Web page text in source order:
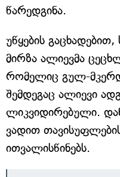
წარედგინა.
უწყების
მირზა ალიევმა
რომელიც გულ-
შემდეგაც ალიევი
ლიკვიდირებული.
ვადით
ითვალისწინებს.